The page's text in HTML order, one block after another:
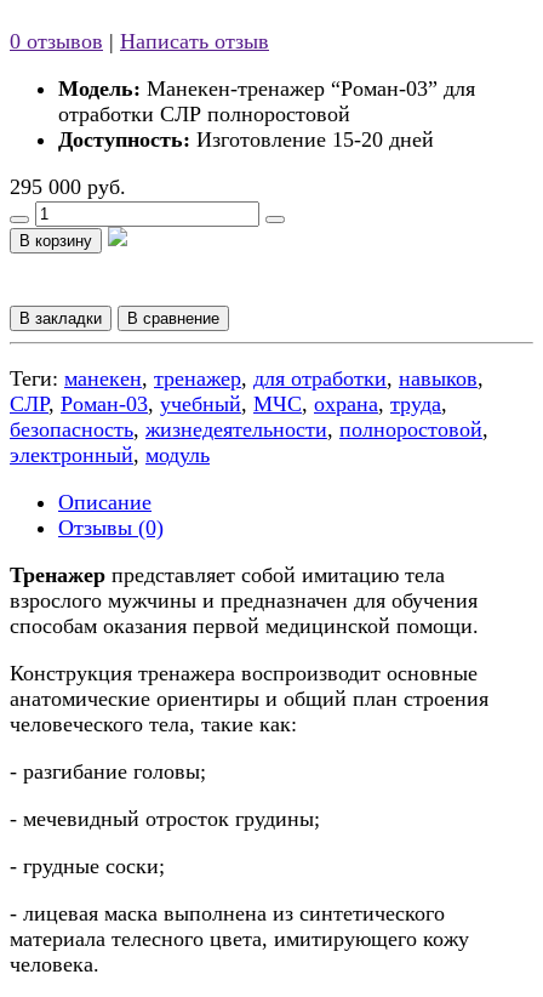
0 отзывов | Написать отзыв
Модель: Манекен-тренажер “Роман-03” для
отработки СЛР полноростовой
Доступность: Изготовление 15-20 дней
295 000 руб.
В корзину
В закладки В сравнение
Теги: манекен, тренажер, для отработки, навыков,
СЛР, Роман-03, учебный, МЧС, охрана, труда,
безопасность, жизнедеятельности, полноростовой,
электронный, модуль
Описание
Отзывы (0)
Тренажер представляет собой имитацию тела
взрослого мужчины и предназначен для обучения
способам оказания первой медицинской помощи.
Конструкция тренажера воспроизводит основные
анатомические ориентиры и общий план строения
человеческого тела, такие как:
- разгибание головы;
- мечевидный отросток грудины;
- грудные соски;
- лицевая маска выполнена из синтетического
материала телесного цвета, имитирующего кожу
человека.